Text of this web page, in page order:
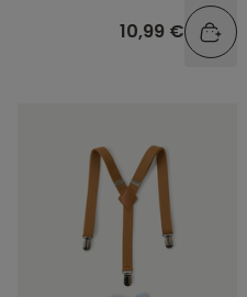
10,99 €